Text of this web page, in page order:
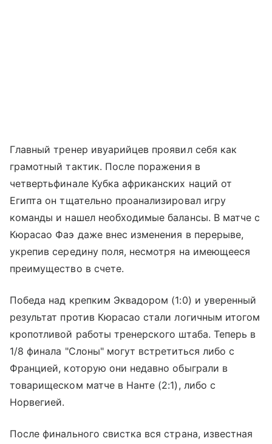
Главный тренер ивуарийцев проявил себя как
грамотный тактик. После поражения в
четвертьфинале Кубка африканских наций от
Египта он тщательно проанализировал игру
команды и нашел необходимые балансы. В матче с
Кюрасао Фаэ даже внес изменения в перерыве,
укрепив середину поля, несмотря на имеющееся
преимущество в счете.
Победа над крепким Эквадором (1:0) и уверенный
результат против Кюрасао стали логичным итогом
кропотливой работы тренерского штаба. Теперь в
1/8 финала "Слоны" могут встретиться либо с
Францией, которую они недавно обыграли в
товарищеском матче в Нанте (2:1), либо с
Норвегией.
После финального свистка вся страна, известная